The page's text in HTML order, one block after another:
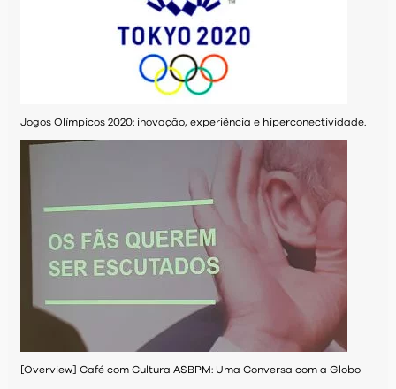
Jogos Olímpicos 2020: inovação, experiência e hiperconectividade.
[Overview] Café com Cultura ASBPM: Uma Conversa com a Globo